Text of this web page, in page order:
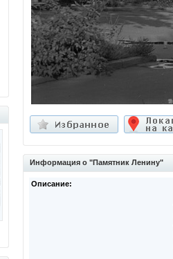
Информация о "Памятник Ленину"
Описание: